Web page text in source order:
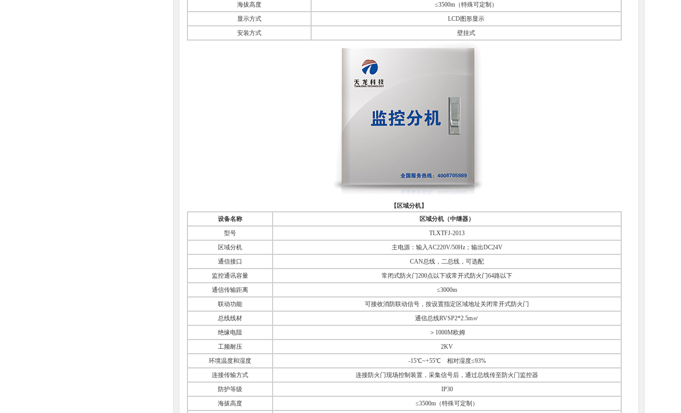
海拔高度
≤3500m（特殊可定制）
显示方式
LCD图形显示
安装方式
壁挂式
【区域分机】
设备名称
区域分机（中继器）
型号
TLXTFJ-2013
区域分机
主电源：输入AC220V/50Hz；输出DC24V
通信接口
CAN总线，二总线，可选配
监控通讯容量
常闭式防火门200点以下或常开式防火门64路以下
通信传输距离
≤3000m
联动功能
可接收消防联动信号，按设置指定区域地址关闭常开式防火门
总线线材
通信总线RVSP2*2.5m㎡
绝缘电阻
＞1000M欧姆
工频耐压
2KV
环境温度和湿度
-15℃~+55℃ 相对湿度≤93%
连接传输方式
连接防火门现场控制装置，采集信号后，通过总线传至防火门监控器
防护等级
IP30
海拔高度
≤3500m（特殊可定制）